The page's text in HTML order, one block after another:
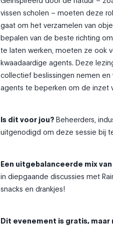
vissen scholen – moeten deze
gaat om het verzamelen van
bepalen van de beste richting
te laten werken, moeten ze ook
kwaadaardige agents. Deze
collectief beslissingen nemen
agents te beperken om de inzet
Is dit voor jou? Beheerders,
uitgenodigd om deze sessie bij
Een uitgebalanceerde mix
in diepgaande discussies met
snacks en drankjes!
Dit evenement is gratis,